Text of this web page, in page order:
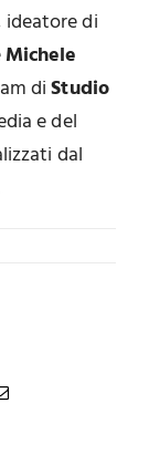
ideatore di
Michele
diStudio
e del
dal
Email